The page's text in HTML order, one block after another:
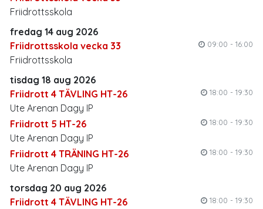
Friidrottsskola
fredag 14 aug 2026
Friidrottsskola vecka 33
09:00 - 16:00
Friidrottsskola
tisdag 18 aug 2026
Friidrott 4 TÄVLING HT-26
18:00 - 19:30
Ute Arenan Dagy IP
Friidrott 5 HT-26
18:00 - 19:30
Ute Arenan Dagy IP
Friidrott 4 TRÄNING HT-26
18:00 - 19:30
Ute Arenan Dagy IP
torsdag 20 aug 2026
Friidrott 4 TÄVLING HT-26
18:00 - 19:30